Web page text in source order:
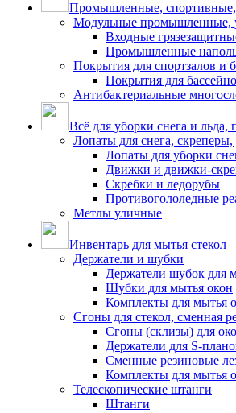
Промышленные, спортивные,
Модульные промышленные,
Входные
Промышленные
Покрытия для спортзалов и
Покрытия для
Антибактериальные
Всё для уборки снега и льда,
Лопаты для снега,
Лопаты для уборки
Движки и движки-
Скребки и ледорубы
Противогололедные
Метлы уличные
Инвентарь для мытья стекол
Держатели и шубки
Держатели шубок для
Шубки для мытья окон
Комплекты для мытья
Сгоны для стекол, сменная
Сгоны (склизы) для
Держатели для S-
Сменные резиновые
Комплекты для мытья
Телескопические штанги
Штанги